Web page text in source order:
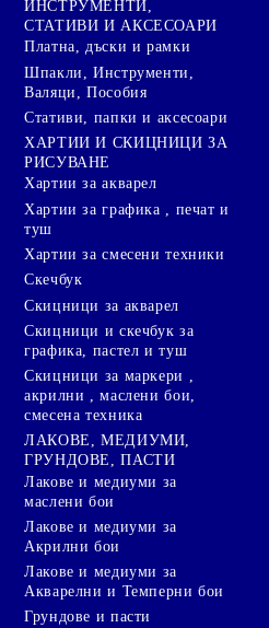
ИНСТРУМЕНТИ,
СТАТИВИ И АКСЕСОАРИ
Платна, дъски и рамки
Шпакли, Инструменти,
Валяци, Пособия
Стативи, папки и аксесоари
ХАРТИИ И СКИЦНИЦИ ЗА
РИСУВАНЕ
Хартии за акварел
Хартии за графика , печат и
туш
Хартии за смесени техники
Скечбук
Скицници за акварел
Скицници и скечбук за
графика, пастел и туш
Скицници за маркери ,
акрилни , маслени бои,
смесена техника
ЛАКОВЕ, МЕДИУМИ,
ГРУНДОВЕ, ПАСТИ
Лакове и медиуми за
маслени бои
Лакове и медиуми за
Акрилни бои
Лакове и медиуми за
Акварелни и Темперни бои
Грундове и пасти